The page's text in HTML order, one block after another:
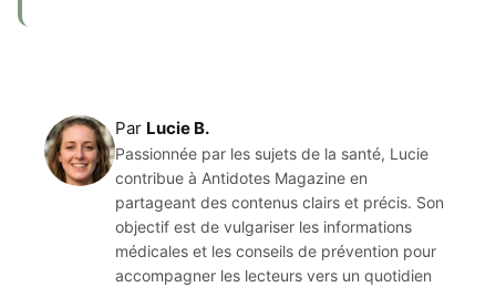
Par Lucie B.
Passionnée par les sujets de la santé, Lucie
contribue à Antidotes Magazine en
partageant des contenus clairs et précis. Son
objectif est de vulgariser les informations
médicales et les conseils de prévention pour
accompagner les lecteurs vers un quotidien